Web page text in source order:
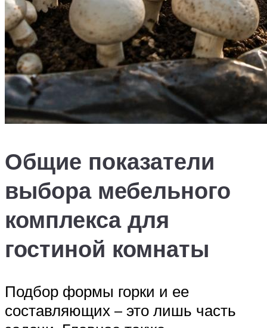
Общие показатели
выбора мебельного
комплекса для
гостиной комнаты
Подбор формы горки и ее
составляющих – это лишь часть